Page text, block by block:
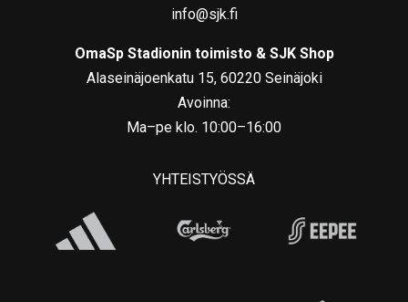
info@sjk.fi
OmaSp Stadionin toimisto & SJK Shop
Alaseinäjoenkatu 15, 60220 Seinäjoki
Avoinna:
Ma–pe klo. 10:00–16:00
YHTEISTYÖSSÄ